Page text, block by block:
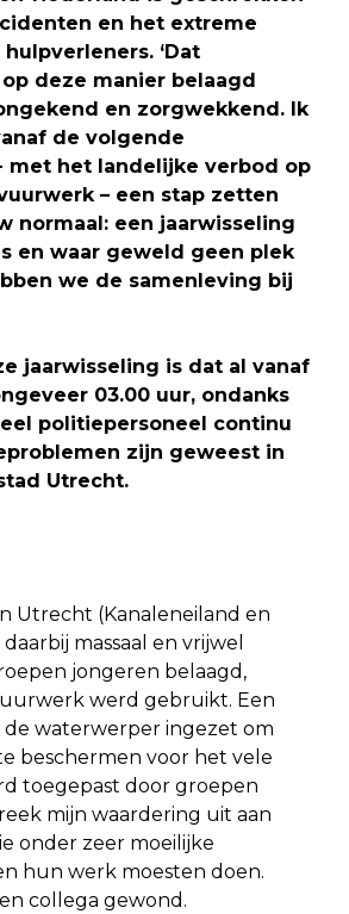
en het extreme
‘Dat
deze manier belaagd
en zorgwekkend. Ik
de volgende
met het landelijke verbod op
– een stap zetten
normaal: een jaarwisseling
en waar geweld geen plek
we de samenleving bij
jaarwisseling is dat al vanaf
03.00 uur, ondanks
politiepersoneel continu
zijn geweest in
Utrecht.
Utrecht (Kanaleneiland en
massaal en vrijwel
jongeren belaagd,
werd gebruikt. Een
de waterwerper ingezet om
beschermen voor het vele
toegepast door groepen
mijn waardering uit aan
onder zeer moeilijke
hun werk moesten doen.
collega gewond.